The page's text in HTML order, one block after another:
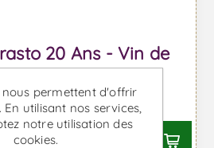
20 Ans - Vin de
de €60,49 TTC
nous permettent d'offrir
En utilisant nos services,
notre utilisation des
cookies.